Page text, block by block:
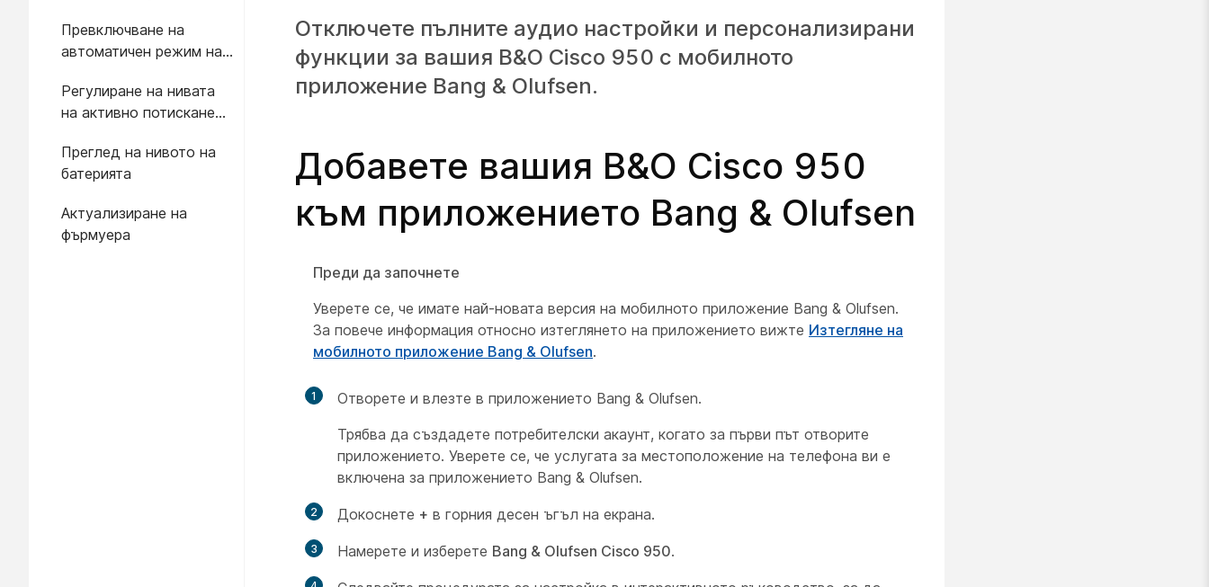
Превключване на
автоматичен режим на
Регулиране на нивата
на активно потискане
Преглед на нивото на
батерията
Актуализиране на
фърмуера
Отключете пълните аудио настройки и персонализирани
функции за вашия B&O Cisco 950 с мобилното
приложение Bang & Olufsen.
Добавете вашия B&O Cisco 950
към приложението Bang & Olufsen
Преди да започнете
Уверете се, че имате най-новата версия на мобилното приложение Bang & Olufsen.
За повече информация относно изтеглянето на приложението вижте Изтегляне на
мобилното приложение Bang & Olufsen.
1
Отворете и влезте в приложението Bang & Olufsen.
Трябва да създадете потребителски акаунт, когато за първи път отворите
приложението. Уверете се, че услугата за местоположение на телефона ви е
включена за приложението Bang & Olufsen.
2 Докоснете + в горния десен ъгъл на екрана.
3 Намерете и изберете Bang & Olufsen Cisco 950.